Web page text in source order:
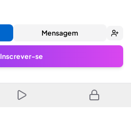
Mensagem
Inscrever-se